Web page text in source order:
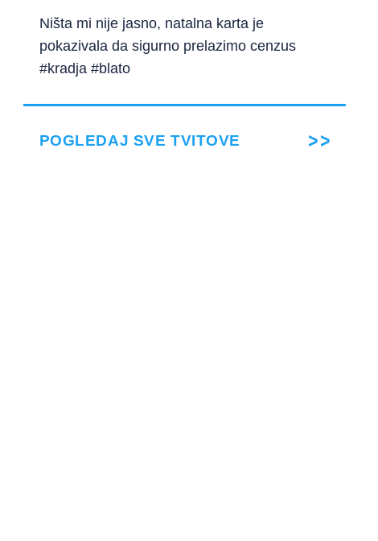
Ništa mi nije jasno, natalna karta je
pokazivala da sigurno prelazimo cenzus
#kradja #blato
POGLEDAJ SVE TVITOVE